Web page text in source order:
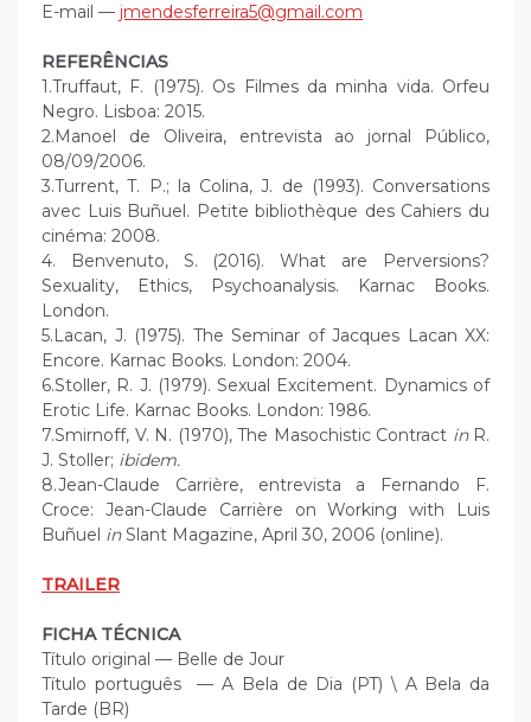
E-mail — jmendesferreira5@gmail.com
REFERÊNCIAS
1.Truffaut, F. (1975). Os Filmes da minha vida. Orfeu
Negro. Lisboa: 2015.
2.Manoel de Oliveira, entrevista ao jornal Público,
08/09/2006.
3.Turrent, T. P.; la Colina, J. de (1993). Conversations
avec Luis Buñuel. Petite bibliothèque des Cahiers du
cinéma: 2008.
4. Benvenuto, S. (2016). What are Perversions?
Sexuality, Ethics, Psychoanalysis. Karnac Books.
London.
5.Lacan, J. (1975). The Seminar of Jacques Lacan XX:
Encore. Karnac Books. London: 2004.
6.Stoller, R. J. (1979). Sexual Excitement. Dynamics of
Erotic Life. Karnac Books. London: 1986.
7.Smirnoff, V. N. (1970), The Masochistic Contract inR.
J. Stoller; ibidem.
8.Jean-Claude Carrière, entrevista a Fernando F.
Croce: Jean-Claude Carrière on Working with Luis
Buñuel inSlant Magazine, April 30, 2006 (online).
TRAILER
FICHA TÉCNICA
Título original — Belle de Jour
Título português — A Bela de Dia (PT) \ A Bela da
Tarde (BR)